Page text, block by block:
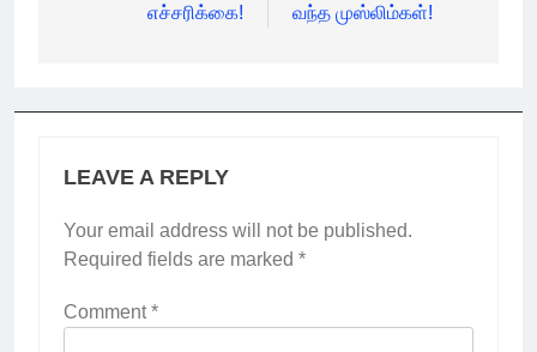
எச்சரிக்கை!
வந்த முஸ்லிம்கள்!
LEAVE A REPLY
Your email address will not be published.
Required fields are marked *
Comment*